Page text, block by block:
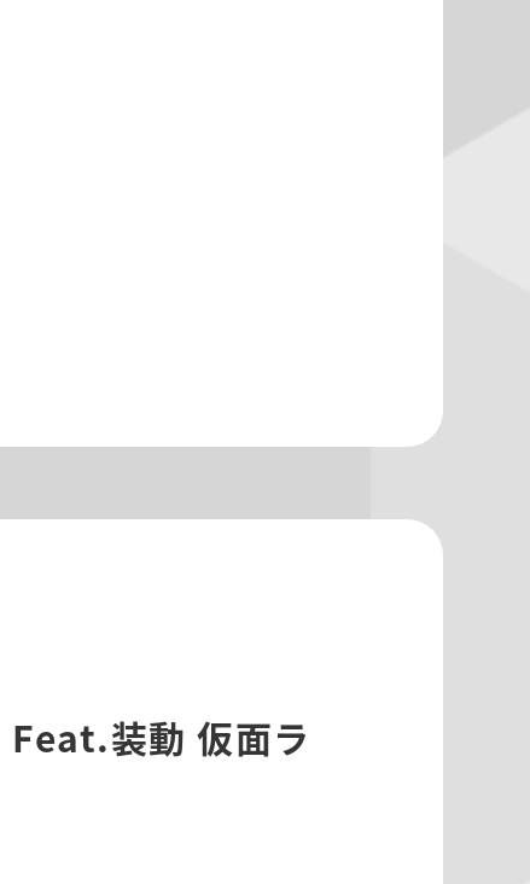
Feat.装動 仮面ラ